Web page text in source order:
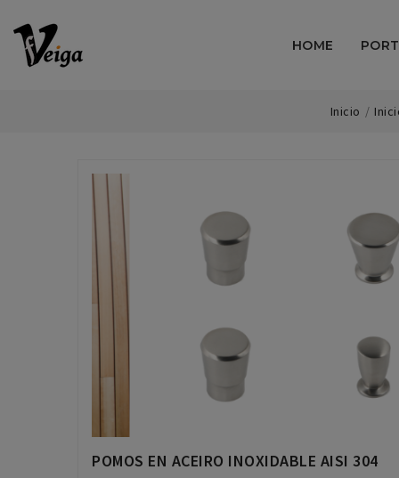
HOME
Inicio
POMOS EN ACEIRO INOXIDABLE AISI 304